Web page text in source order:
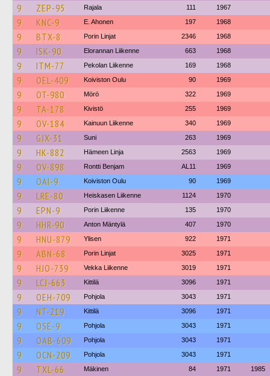
9 ZEP-95 Rajala 111 1967
9 KNC-9 E. Ahonen 197 1968
9 BTX-8 Porin Linjat 2346 1968
9 ISK-90 Elorannan Liikenne 663 1968
9 ITM-77 Pekolan Liikenne 169 1968
9 OEL-409 Koiviston Oulu 90 1969
9 OT-980 Mörö 322 1969
9 TA-178 Kivistö 255 1969
9 OV-184 Kainuun Liikenne 340 1969
9 GJX-31 Suni 263 1969
9 HK-882 Hämeen Linja 2563 1969
9 OV-898 Rontti Benjam AL11 1969
9 OAI-9 Koiviston Oulu 90 1969
9 LRE-80 Heiskasen Liikenne 1124 1970
9 EPN-9 Porin Liikenne 135 1970
9 HHR-90 Anton Mäntylä 407 1970
9 HNU-879 Ylisen 922 1971
9 ABN-68 Porin Linjat 3025 1971
9 HJO-739 Vekka Liikenne 3019 1971
9 LCJ-663 Kittilä 3096 1971
9 OEH-709 Pohjola 3043 1971
9 NT-219 Kittilä 3096 1971
9 OSE-9 Pohjola 3043 1971
9 OAB-609 Pohjola 3043 1971
9 OCN-209 Pohjola 3043 1971
9 TXL-66 Mäkinen 84 1971 1985